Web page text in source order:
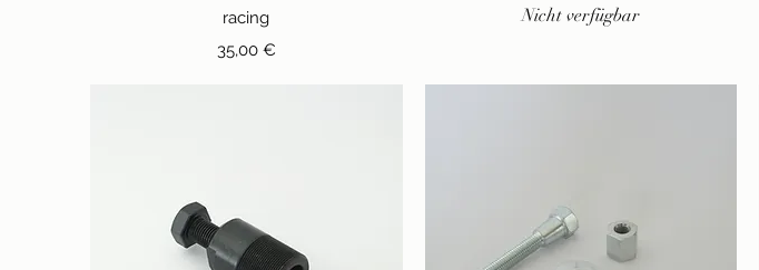
racing
Preis
35,00 €
Nicht verfügbar